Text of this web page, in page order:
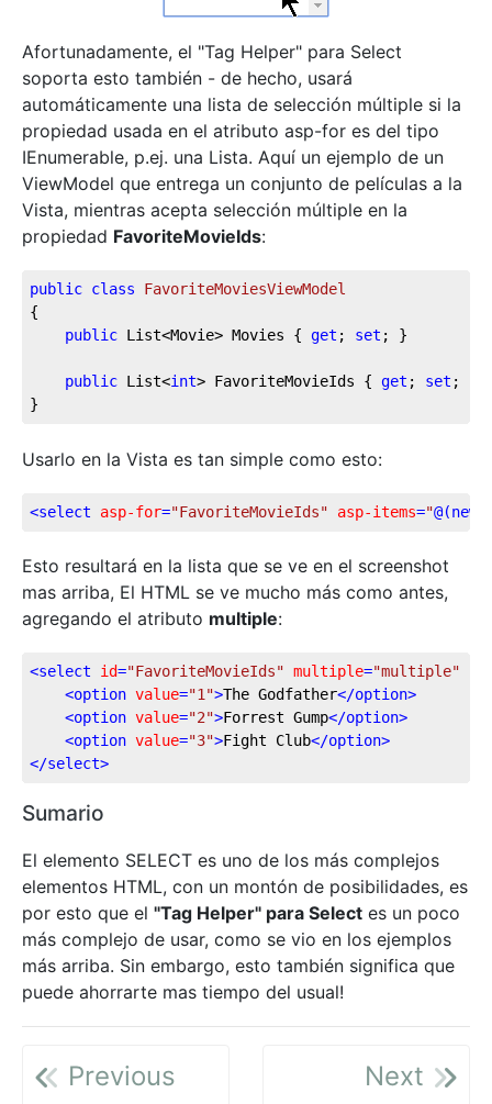
Afortunadamente, el "Tag Helper" para Select
soporta esto también - de hecho, usará
automáticamente una lista de selección múltiple si la
propiedad usada en el atributo asp-for es del tipo
IEnumerable, p.ej. una Lista. Aquí un ejemplo de un
ViewModel que entrega un conjunto de películas a la
Vista, mientras acepta selección múltiple en la
propiedad FavoriteMovieIds:
public class
FavoriteMoviesViewModel
{
public List<Movie> Movies { get ; set ; }
public List<int> FavoriteMovieIds { get ; set ; }
}
Usarlo en la Vista es tan simple como esto:
<select asp-for="FavoriteMovieIds" asp-items="@(new
Esto resultará en la lista que se ve en el screenshot
mas arriba, El HTML se ve mucho más como antes,
agregando el atributo multiple:
<select id="FavoriteMovieIds" multiple="multiple"
<option value="1">The Godfather</option>
<option value="2">Forrest Gump</option>
<option value="3">Fight Club</option>
</select>
Sumario
El elemento SELECT es uno de los más complejos
elementos HTML, con un montón de posibilidades, es
por esto que el "Tag Helper" para Select es un poco
más complejo de usar, como se vio en los ejemplos
más arriba. Sin embargo, esto también significa que
puede ahorrarte mas tiempo del usual!
Previous Next